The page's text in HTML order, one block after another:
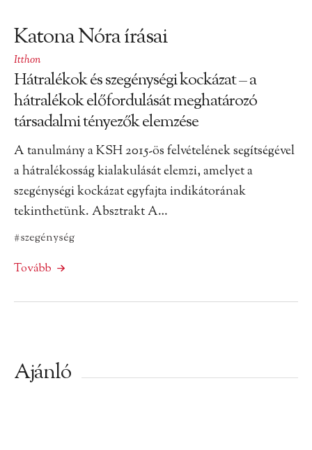
Katona Nóra írásai
Itthon
Hátralékok és szegénységi kockázat – a
hátralékok előfordulását meghatározó
társadalmi tényezők elemzése
A tanulmány a KSH 2015-ös felvételének segítségével
a hátralékosság kialakulását elemzi, amelyet a
szegénységi kockázat egyfajta indikátorának
tekinthetünk. Absztrakt A…
#szegénység
Tovább
Ajánló